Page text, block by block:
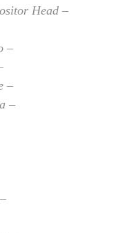
Head